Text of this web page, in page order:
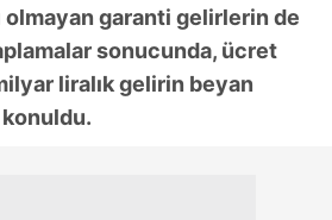
olmayan garanti gelirlerin de
sonucunda, ücret
liralık gelirin beyan